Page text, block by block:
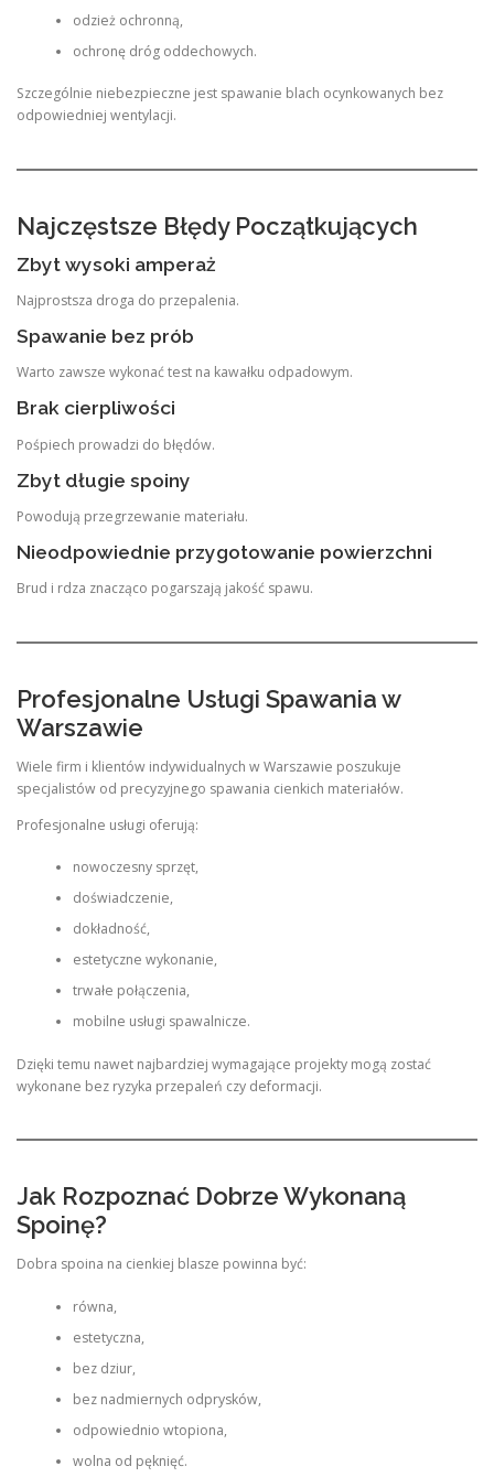
odzież ochronną,
ochronę dróg oddechowych.
Szczególnie niebezpieczne jest spawanie blach ocynkowanych bez
odpowiedniej wentylacji.
Najczęstsze Błędy Początkujących
Zbyt wysoki amperaż
Najprostsza droga do przepalenia.
Spawanie bez prób
Warto zawsze wykonać test na kawałku odpadowym.
Brak cierpliwości
Pośpiech prowadzi do błędów.
Zbyt długie spoiny
Powodują przegrzewanie materiału.
Nieodpowiednie przygotowanie powierzchni
Brud i rdza znacząco pogarszają jakość spawu.
Profesjonalne Usługi Spawania w
Warszawie
Wiele firm i klientów indywidualnych w Warszawie poszukuje
specjalistów od precyzyjnego spawania cienkich materiałów.
Profesjonalne usługi oferują:
nowoczesny sprzęt,
doświadczenie,
dokładność,
estetyczne wykonanie,
trwałe połączenia,
mobilne usługi spawalnicze.
Dzięki temu nawet najbardziej wymagające projekty mogą zostać
wykonane bez ryzyka przepaleń czy deformacji.
Jak Rozpoznać Dobrze Wykonaną
Spoinę?
Dobra spoina na cienkiej blasze powinna być:
równa,
estetyczna,
bez dziur,
bez nadmiernych odprysków,
odpowiednio wtopiona,
wolna od pęknięć.